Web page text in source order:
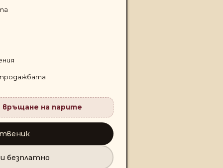
връщане на парите
безплатно